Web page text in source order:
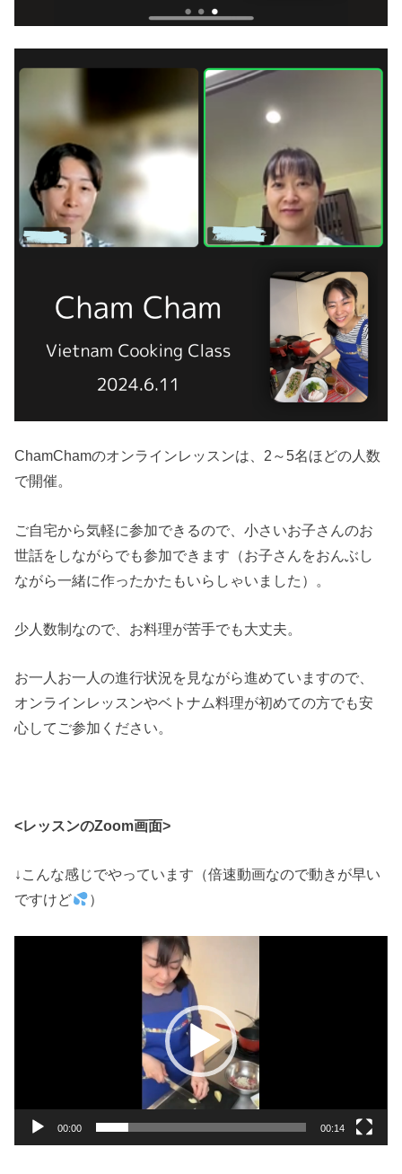
ChamChamのオンラインレッスンは、2～5名ほどの人数
で開催。
ご自宅から気軽に参加できるので、小さいお子さんのお
世話をしながらでも参加できます（お子さんをおんぶし
ながら一緒に作ったかたもいらしゃいました）。
少人数制なので、お料理が苦手でも大丈夫。
お一人お一人の進行状況を見ながら進めていますので、
オンラインレッスンやベトナム料理が初めての方でも安
心してご参加ください。
<レッスンのZoom画面>
↓こんな感じでやっています（倍速動画なので動きが早い
ですけど
）
00:00 00:14